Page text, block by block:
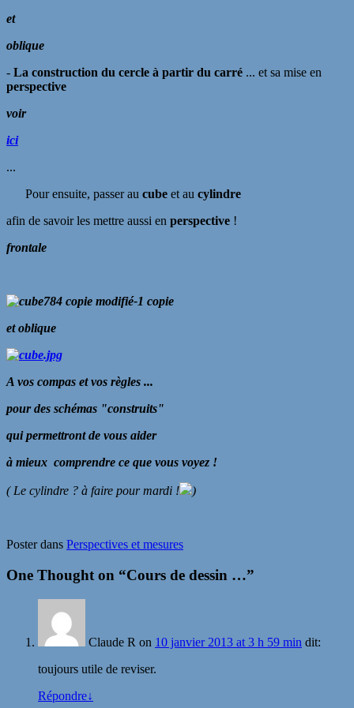
et
oblique
- La construction du cercle à partir du carré ... et sa mise en
perspective
voir
ici
...
Pour ensuite, passer au cube et au cylindre
afin de savoir les mettre aussi en perspective !
frontale
et oblique
A vos compas et vos règles ...
pour des schémas "construits"
qui permettront de vous aider
à mieux comprendre ce que vous voyez !
( Le cylindre ? à faire pour mardi ! )
Poster dans Perspectives et mesures
One Thought on “Cours de dessin …”
Claude R on 10 janvier 2013 at 3 h 59 min dit:
toujours utile de reviser.
Répondre↓